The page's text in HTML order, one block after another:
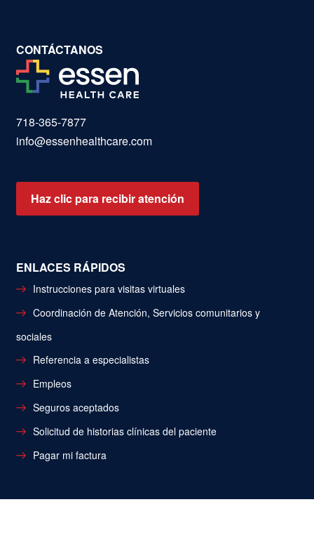
CONTÁCTANOS
718-365-7877
info@essenhealthcare.com
Haz clic para recibir atención
ENLACES RÁPIDOS
Instrucciones para visitas virtuales
Coordinación de Atención, Servicios comunitarios y
sociales
Referencia a especialistas
Empleos
Seguros aceptados
Solicitud de historias clínicas del paciente
Pagar mi factura